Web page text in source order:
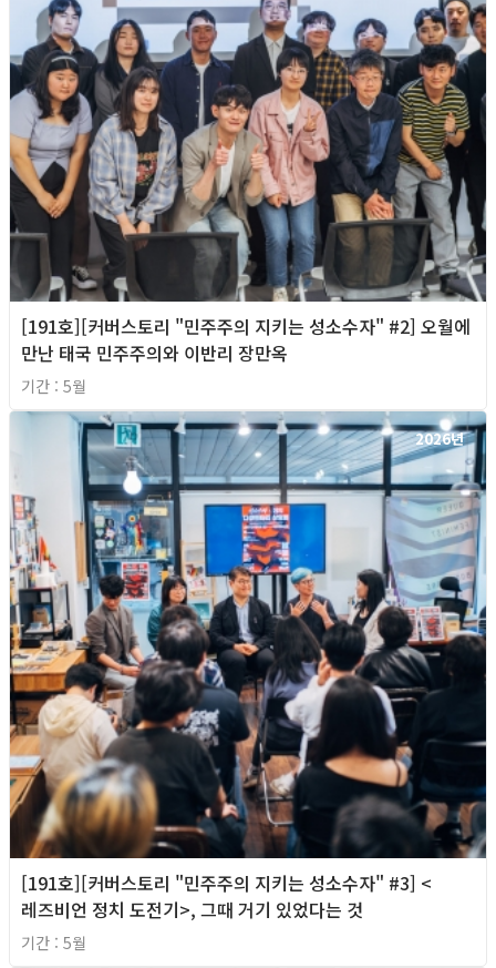
[191호][커버스토리 "민주주의 지키는 성소수자" #2] 오월에
만난 태국 민주주의와 이반리 장만옥
기간 : 5월
2026년
[191호][커버스토리 "민주주의 지키는 성소수자" #3] <
레즈비언 정치 도전기>, 그때 거기 있었다는 것
기간 : 5월